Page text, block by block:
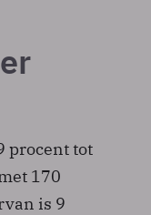
procent tot
170
is 9